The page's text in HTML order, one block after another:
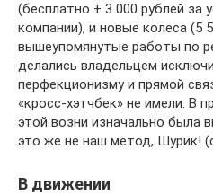
(бесплатно + 3 000 рублей за
компании), и новые колеса (5
вышеупомянутые работы по
делались владельцем
перфекционизму и прямой
«кросс-хэтчбек» не имели. В
этой возни изначально была
это же не наш метод, Шурик!
В движении